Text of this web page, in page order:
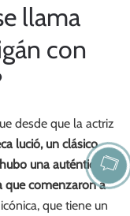
llama
con
desde que la actriz
lució, un clásico
una auténtica
que comenzaron a
que tiene un